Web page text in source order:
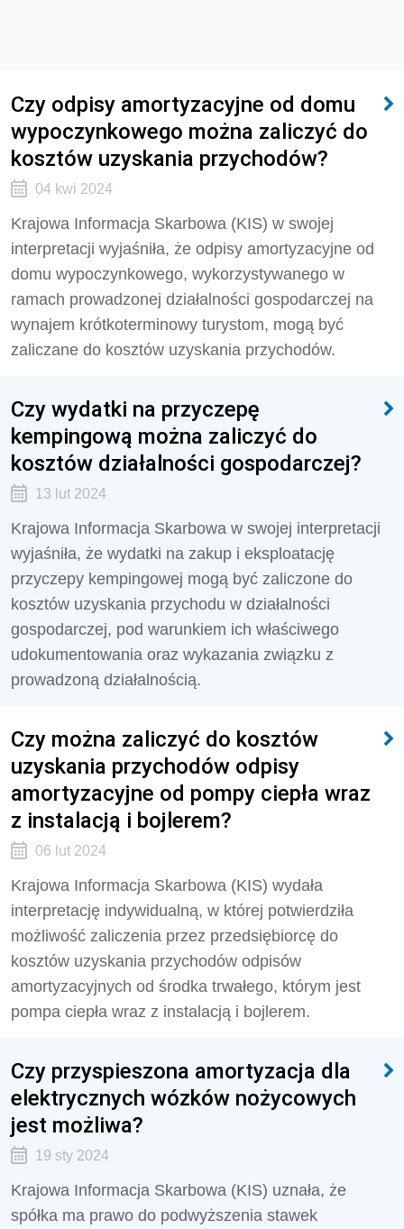
Czy odpisy amortyzacyjne od domu
wypoczynkowego można zaliczyć do
kosztów uzyskania przychodów?
04 kwi 2024
Krajowa Informacja Skarbowa (KIS) w swojej
interpretacji wyjaśniła, że odpisy amortyzacyjne od
domu wypoczynkowego, wykorzystywanego w
ramach prowadzonej działalności gospodarczej na
wynajem krótkoterminowy turystom, mogą być
zaliczane do kosztów uzyskania przychodów.
Czy wydatki na przyczepę
kempingową można zaliczyć do
kosztów działalności gospodarczej?
13 lut 2024
Krajowa Informacja Skarbowa w swojej interpretacji
wyjaśniła, że wydatki na zakup i eksploatację
przyczepy kempingowej mogą być zaliczone do
kosztów uzyskania przychodu w działalności
gospodarczej, pod warunkiem ich właściwego
udokumentowania oraz wykazania związku z
prowadzoną działalnością.
Czy można zaliczyć do kosztów
uzyskania przychodów odpisy
amortyzacyjne od pompy ciepła wraz
z instalacją i bojlerem?
06 lut 2024
Krajowa Informacja Skarbowa (KIS) wydała
interpretację indywidualną, w której potwierdziła
możliwość zaliczenia przez przedsiębiorcę do
kosztów uzyskania przychodów odpisów
amortyzacyjnych od środka trwałego, którym jest
pompa ciepła wraz z instalacją i bojlerem.
Czy przyspieszona amortyzacja dla
elektrycznych wózków nożycowych
jest możliwa?
19 sty 2024
Krajowa Informacja Skarbowa (KIS) uznała, że
spółka ma prawo do podwyższenia stawek